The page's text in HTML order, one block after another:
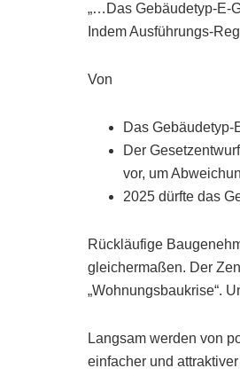
„…Das Gebäudetyp-E-
Indem Ausführungs-
Von
Das
Der
vor, um
2025 dürfte das
Rückläufige
gleichermaßen. Der
„Wohnungsbaukrise“.
Langsam werden von
einfacher und